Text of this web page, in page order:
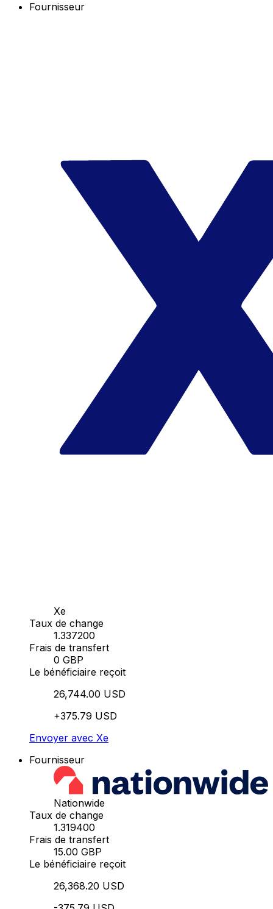
Fournisseur
Xe
Taux de change
1.337200
Frais de transfert
0 GBP
Le bénéficiaire reçoit
26,744.00 USD
+375.79 USD
Envoyer avec Xe
Fournisseur
Nationwide
Taux de change
1.319400
Frais de transfert
15.00 GBP
Le bénéficiaire reçoit
26,368.20 USD